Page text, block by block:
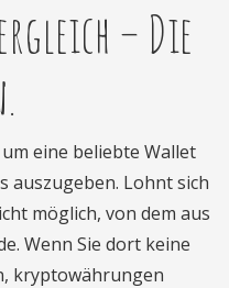
– Die
eine beliebte Wallet
auszugeben. Lohnt sich
möglich, von dem aus
Wenn Sie dort keine
kryptowährungen